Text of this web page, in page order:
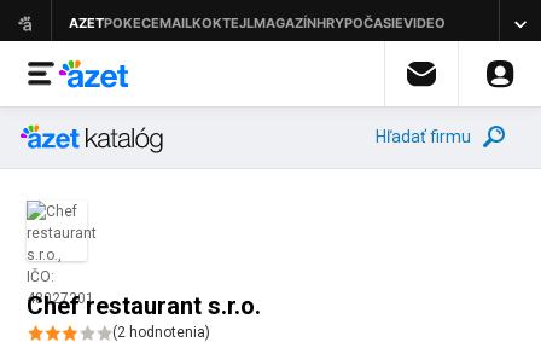
Hľadať firmu
Chef restaurant s.r.o.
(2 hodnotenia)